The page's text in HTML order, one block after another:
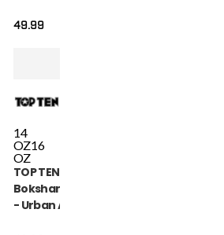
49.99
14
OZ16
OZ
TOP TEN
Bokshandschoen
- Urban Arts -